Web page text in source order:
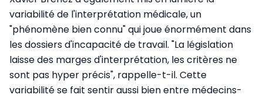
variabilité de l'interprétation médicale, un
"phénomène bien connu" qui joue énormément dans
les dossiers d'incapacité de travail. "La législation
laisse des marges d'interprétation, les critères ne
sont pas hyper précis", rappelle-t-il. Cette
variabilité se fait sentir aussi bien entre médecins-